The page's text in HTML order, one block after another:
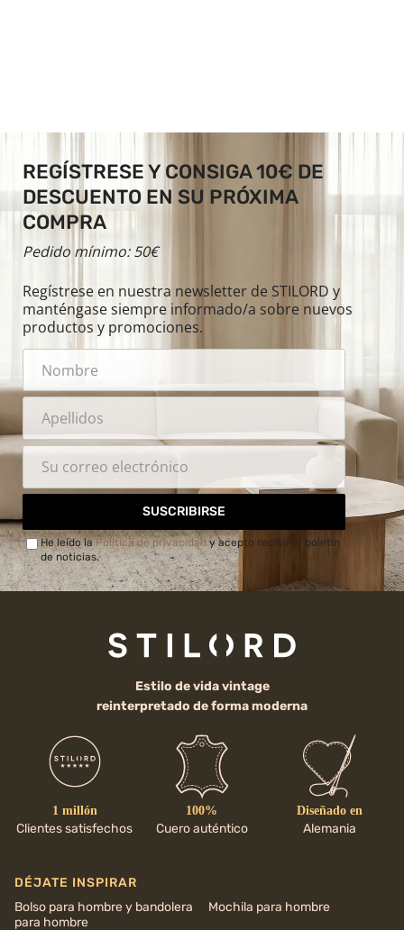
REGÍSTRESE Y CONSIGA 10€ DE
DESCUENTO EN SU PRÓXIMA
COMPRA
Pedido mínimo: 50€
Regístrese en nuestra newsletter de STILORD y
manténgase siempre informado/a sobre nuevos
productos y promociones.
SUSCRIBIRSE
He leído laPolítica de privacidady acepto recibir el boletín
de noticias.
Estilo de vida vintage
reinterpretado de forma moderna
1 millón
Clientes satisfechos
100%
Cuero auténtico
Diseñado en
Alemania
DÉJATE INSPIRAR
Bolso para hombre y bandolera
para hombre
Mochila para hombre